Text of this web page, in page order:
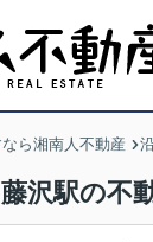
ら湘南人不動産
沢駅の不